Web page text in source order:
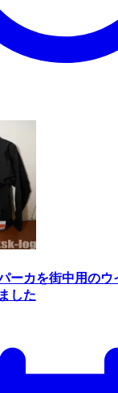
ーカを街中用の
した